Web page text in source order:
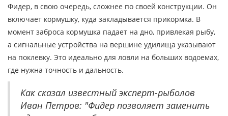
Фидер, в свою очередь, сложнее по своей конструкции. Он
включает кормушку, куда закладывается прикормка. В
момент заброса кормушка падает на дно, привлекая рыбу,
а сигнальные устройства на вершине удилища указывают
на поклевку. Это идеально для ловли на больших водоемах,
где нужна точность и дальность.
Как сказал известный эксперт-рыболов
Иван Петров: "Фидер позволяет заменить